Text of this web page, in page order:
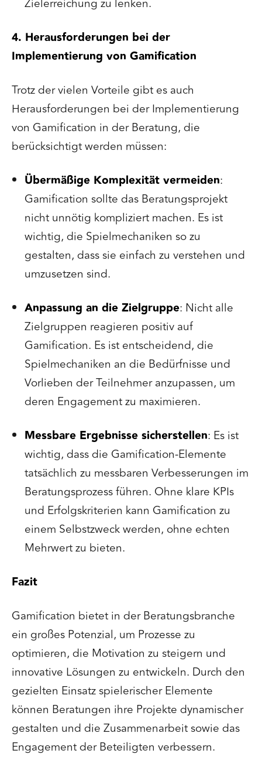
Zielerreichung zu lenken.
4. Herausforderungen bei der
Implementierung von Gamification
Trotz der vielen Vorteile gibt es auch
Herausforderungen bei der Implementierung
von Gamification in der Beratung, die
berücksichtigt werden müssen:
Übermäßige Komplexität vermeiden:
Gamification sollte das Beratungsprojekt
nicht unnötig kompliziert machen. Es ist
wichtig, die Spielmechaniken so zu
gestalten, dass sie einfach zu verstehen und
umzusetzen sind.
Anpassung an die Zielgruppe: Nicht alle
Zielgruppen reagieren positiv auf
Gamification. Es ist entscheidend, die
Spielmechaniken an die Bedürfnisse und
Vorlieben der Teilnehmer anzupassen, um
deren Engagement zu maximieren.
Messbare Ergebnisse sicherstellen: Es ist
wichtig, dass die Gamification-Elemente
tatsächlich zu messbaren Verbesserungen im
Beratungsprozess führen. Ohne klare KPIs
und Erfolgskriterien kann Gamification zu
einem Selbstzweck werden, ohne echten
Mehrwert zu bieten.
Fazit
Gamification bietet in der Beratungsbranche
ein großes Potenzial, um Prozesse zu
optimieren, die Motivation zu steigern und
innovative Lösungen zu entwickeln. Durch den
gezielten Einsatz spielerischer Elemente
können Beratungen ihre Projekte dynamischer
gestalten und die Zusammenarbeit sowie das
Engagement der Beteiligten verbessern.